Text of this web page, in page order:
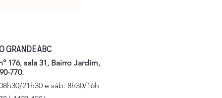
GRANDE ABC
176, sala 31, Bairro Jardim,
770.
21h30 e sáb. 8h30/16h